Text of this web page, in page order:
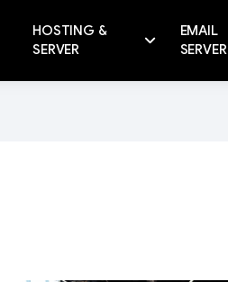
HOSTING &
SERVER
EMAIL
SERVER